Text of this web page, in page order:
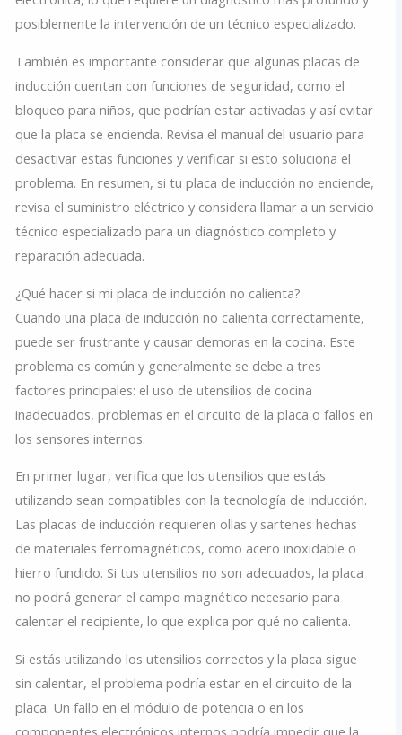
posiblemente la intervención de un técnico especializado.
También es importante considerar que algunas placas de
inducción cuentan con funciones de seguridad, como el
bloqueo para niños, que podrían estar activadas y así evitar
que la placa se encienda. Revisa el manual del usuario para
desactivar estas funciones y verificar si esto soluciona el
problema. En resumen, si tu placa de inducción no enciende,
revisa el suministro eléctrico y considera llamar a un servicio
técnico especializado para un diagnóstico completo y
reparación adecuada.
¿Qué hacer si mi placa de inducción no calienta?
Cuando una placa de inducción no calienta correctamente,
puede ser frustrante y causar demoras en la cocina. Este
problema es común y generalmente se debe a tres
factores principales: el uso de utensilios de cocina
inadecuados, problemas en el circuito de la placa o fallos en
los sensores internos.
En primer lugar, verifica que los utensilios que estás
utilizando sean compatibles con la tecnología de inducción.
Las placas de inducción requieren ollas y sartenes hechas
de materiales ferromagnéticos, como acero inoxidable o
hierro fundido. Si tus utensilios no son adecuados, la placa
no podrá generar el campo magnético necesario para
calentar el recipiente, lo que explica por qué no calienta.
Si estás utilizando los utensilios correctos y la placa sigue
sin calentar, el problema podría estar en el circuito de la
placa. Un fallo en el módulo de potencia o en los
componentes electrónicos internos podría impedir que la